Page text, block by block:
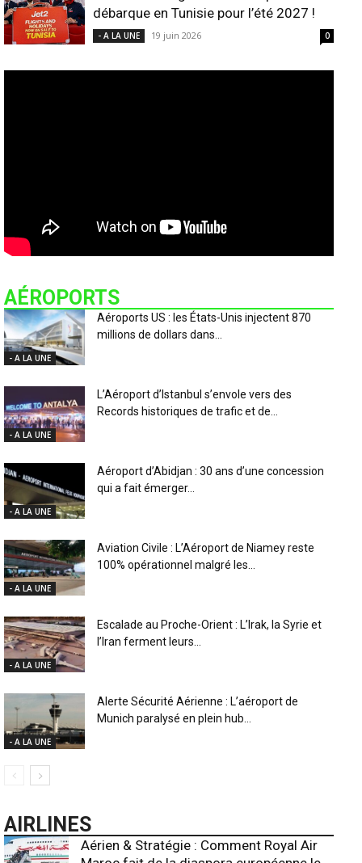
débarque en Tunisie pour l’été 2027 !
- A LA UNE 19 juin 2026 0
AÉROPORTS
- A LA UNE
Aéroports US : les États-Unis injectent 870
millions de dollars dans...
- A LA UNE
L’Aéroport d’Istanbul s’envole vers des
Records historiques de trafic et de...
- A LA UNE
Aéroport d’Abidjan : 30 ans d’une concession
qui a fait émerger...
- A LA UNE
Aviation Civile : L’Aéroport de Niamey reste
100% opérationnel malgré les...
- A LA UNE
Escalade au Proche-Orient : L’Irak, la Syrie et
l’Iran ferment leurs...
- A LA UNE
Alerte Sécurité Aérienne : L’aéroport de
Munich paralysé en plein hub...
AIRLINES
Aérien & Stratégie : Comment Royal Air